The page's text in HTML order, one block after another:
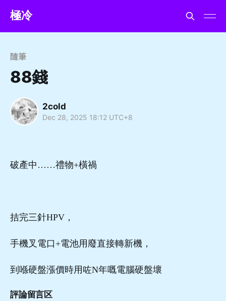
極冷
隨筆
88錢
2cold
Dec 28, 2025 18:12 UTC+8
破產中……禮物+橫禍
​拮完三針HPV，
手機叉電口+電池用廢直接轉新機，
到喺硬盤漲價時用咗N年嘅電腦硬盤壞
評論留言区